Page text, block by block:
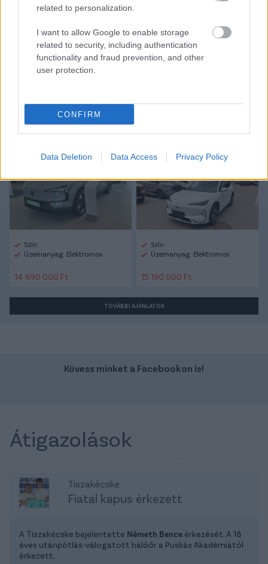
related to personalization.
I want to allow Google to enable storage
related to security, including authentication
functionality and fraud prevention, and other
user protection.
CONFIRM
Data Deletion Data Access Privacy Policy
CÍMKÉK: #KÜLFÖLDI FOCI #LÉGIÓSOK
MÁRTON
#DÁRDAI PALKÓ #DÁRDAI BENCE
#IFJABB
DÁRDAI PÁL
Autópiac
Szín:
Üzemanyag: Elektromos
14 690 000 Ft
Geely E5
Szín:
Üzemanyag: Elektromos
15 190 000 Ft
TOVÁBBI AJÁNLATOK
Kövess minket a Facebookon is!
Átigazolások
Tiszakécske
Fiatal kapus érkezett
A Tiszakécske bejelentette Németh Bence érkezését. A 18
éves utánpótlás-válogatott hálóőr a Puskás Akadémiától
érkezett.